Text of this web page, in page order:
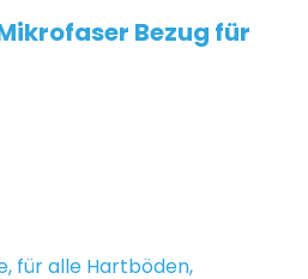
Bezug für